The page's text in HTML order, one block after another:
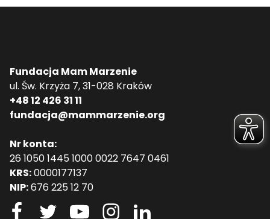
Fundacja Mam Marzenie
ul. Św. Krzyża 7, 31-028 Kraków
+48 12 426 31 11
fundacja@mammarzenie.org
Nr konta:
26 1050 1445 1000 0022 7647 0461
KRS:0000177137
NIP:676 225 12 70